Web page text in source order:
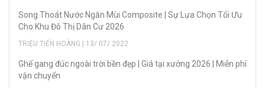
Song Thoát Nước Ngăn Mùi Composite | Sự Lựa Chọn Tối Ưu
Cho Khu Đô Thị Dân Cư 2026
TRIỆU TIẾN HOÀNG | 13/ 07/ 2022
Ghế gang đúc ngoài trời bền đẹp | Giá tại xưởng 2026 | Miễn phí
vận chuyển